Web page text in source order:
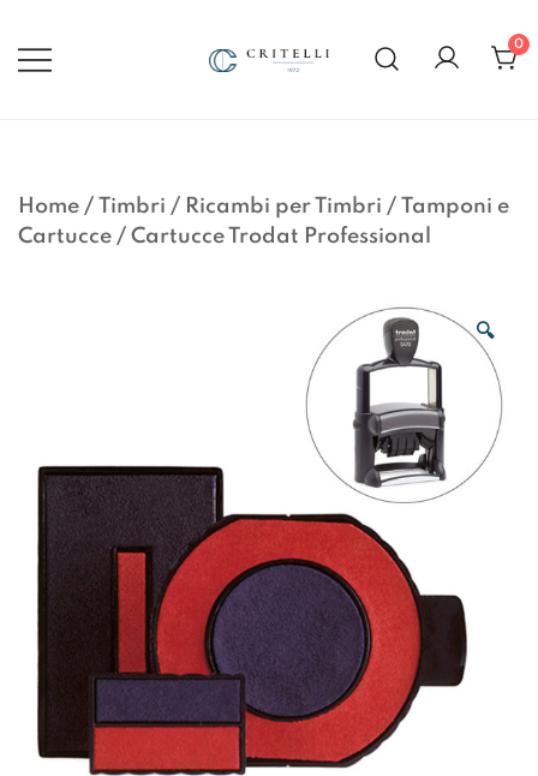
al
contenuto
0
Home / Timbri / Ricambi per Timbri / Tamponi e
Cartucce / Cartucce Trodat Professional
🔍